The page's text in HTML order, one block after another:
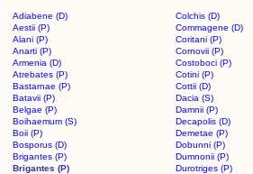
Adiabene (D)
Colchis (D)
Aestii (P)
Commagene (D)
Alani (P)
Coritani (P)
Anarti (P)
Cornovii (P)
Armenia (D)
Costoboci (P)
Atrebates (P)
Cotini (P)
Bastarnae (P)
Cottii (D)
Batavii (P)
Dacia (S)
Belgae (P)
Damnii (P)
Boihaemum (S)
Decapolis (D)
Boii (P)
Demetae (P)
Bosporus (D)
Dobunni (P)
Brigantes (P)
Dumnonii (P)
Brigantes (P)
Durotriges (P)